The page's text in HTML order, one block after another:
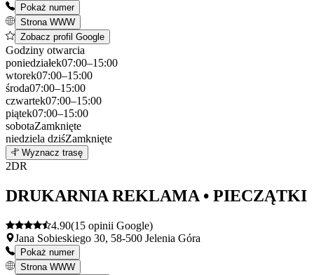
Pokaż numer
Strona WWW
Zobacz profil Google
Godziny otwarcia
poniedziałek07:00–15:00
wtorek07:00–15:00
środa07:00–15:00
czwartek07:00–15:00
piątek07:00–15:00
sobotaZamknięte
niedziela dziśZamknięte
+
Wyznacz trasę
2DR
DRUKARNIA REKLAMA • PIECZĄTKI
4.90(15 opinii Google)
Jana Sobieskiego 30, 58-500 Jelenia Góra
Pokaż numer
Strona WWW